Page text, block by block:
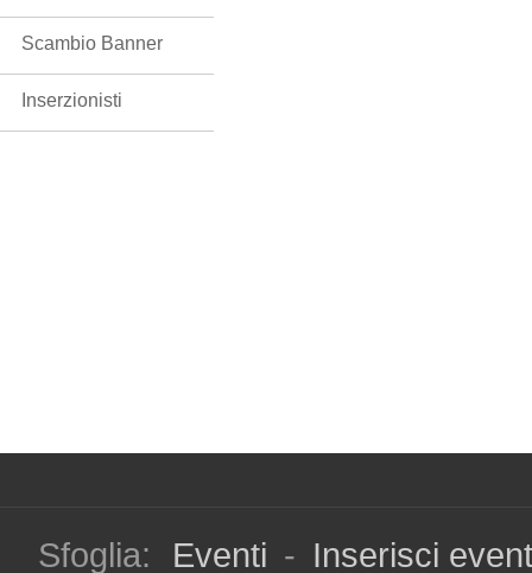
Scambio Banner
Inserzionisti
Sfoglia: Eventi - Inserisci